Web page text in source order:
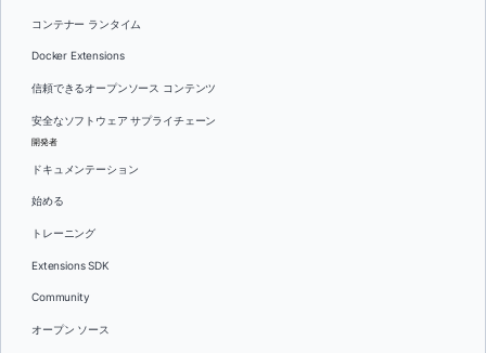
コンテナー ランタイム
Docker Extensions
信頼できるオープンソース コンテンツ
安全なソフトウェア サプライチェーン
開発者
ドキュメンテーション
始める
トレーニング
Extensions SDK
Community
オープン ソース